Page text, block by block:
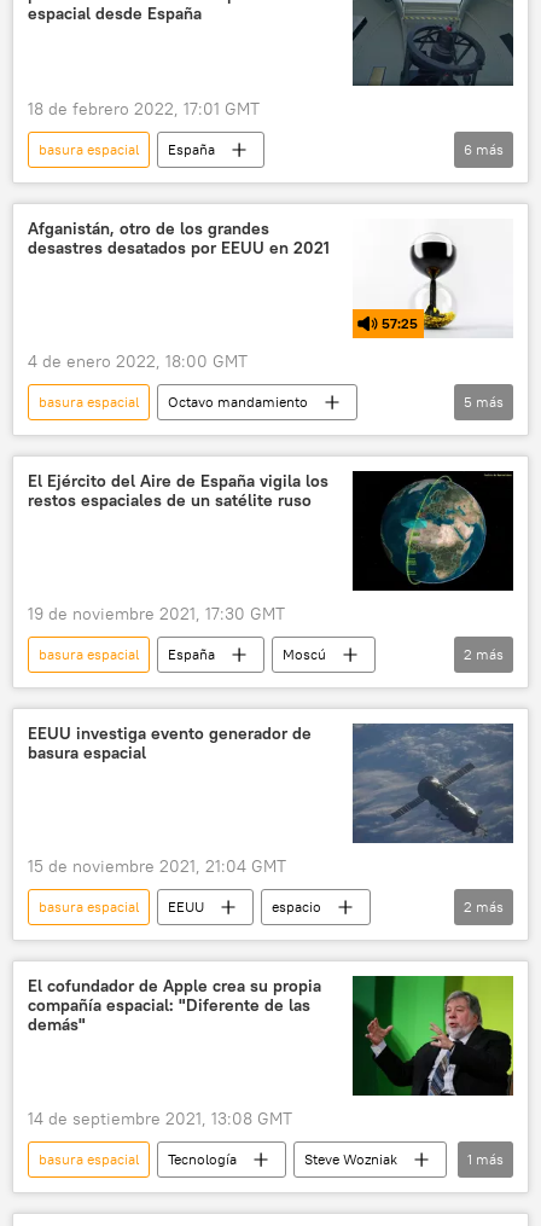
espacial desde España
18 de febrero 2022, 17:01 GMT
basura espacial
España
Agencia Espacial Europea (ESA)
Tenerife
Teide
espacio
Estación Espacial Internacional (EEI)
6 más
Afganistán, otro de los grandes
desastres desatados por EEUU en 2021
57:25
4 de enero 2022, 18:00 GMT
basura espacial
Octavo mandamiento
EEUU
OTAN
Alemania
Afganistán
Angela Merkel
5 más
El Ejército del Aire de España vigila los
restos espaciales de un satélite ruso
19 de noviembre 2021, 17:30 GMT
basura espacial España
Moscú
espacio
Ejército del Aire de España
2 más
EEUU investiga evento generador de
basura espacial
15 de noviembre 2021, 21:04 GMT
basura espacial EEUU
espacio
Tecnología
🚀 Conquista espacial
2 más
El cofundador de Apple crea su propia
compañía espacial: "Diferente de las
demás"
14 de septiembre 2021, 13:08 GMT
basura espacial Tecnología
Steve Wozniak
🚀 Conquista espacial
1 más